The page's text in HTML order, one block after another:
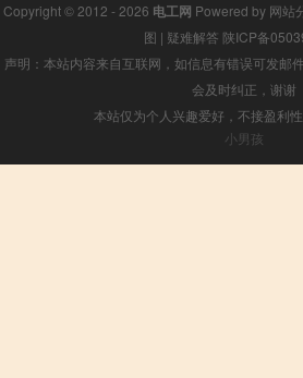
Copyright © 2012 - 2026 电工网 Powered by 网站
图 | 疑难解答 陕ICP备
声明：本站内容来自互联网，如信息有错误可发邮
会及时纠正，谢谢
本站仅为个人兴趣爱好，不接盈利
小男孩